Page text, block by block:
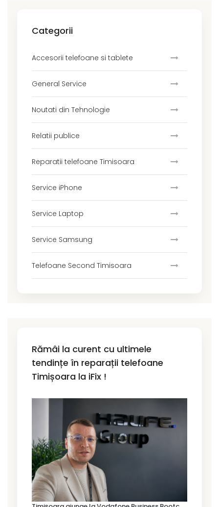
Categorii
Accesorii telefoane si tablete
General Service
Noutati din Tehnologie
Relatii publice
Reparatii telefoane Timisoara
Service iPhone
Service Laptop
Service Samsung
Telefoane Second Timisoara
Rămâi la curent cu ultimele
tendințe în reparații telefoane
Timișoara la iFix !